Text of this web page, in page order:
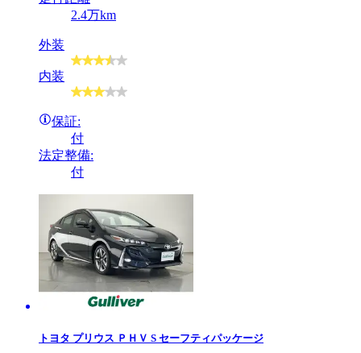
2.4万km
外装
内装
保証:
付
法定整備:
付
トヨタ プリウス ＰＨＶ S セーフティパッケージ